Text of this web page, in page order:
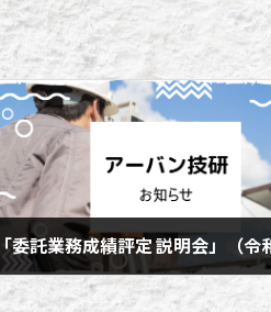
2025年2月4日